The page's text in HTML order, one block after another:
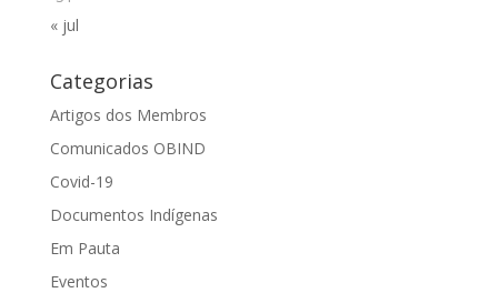
« jul
Categorias
Artigos dos Membros
Comunicados OBIND
Covid-19
Documentos Indígenas
Em Pauta
Eventos